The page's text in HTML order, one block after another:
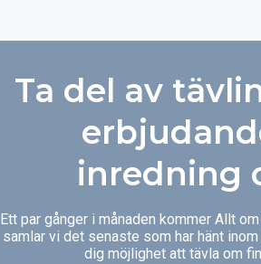
Ta del av
inredning
Ett par gånger i månaden kommer Allt
samlar vi det senaste som har hänt
dig möjlighet att tävla om